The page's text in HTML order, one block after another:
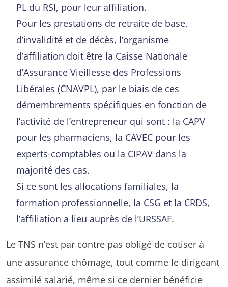
PL du RSI, pour leur affiliation.
Pour les prestations de retraite de base,
d’invalidité et de décès, l’organisme
d’affiliation doit être la Caisse Nationale
d’Assurance Vieillesse des Professions
Libérales (CNAVPL), par le biais de ces
démembrements spécifiques en fonction de
l’activité de l’entrepreneur qui sont : la CAPV
pour les pharmaciens, la CAVEC pour les
experts-comptables ou la CIPAV dans la
majorité des cas.
Si ce sont les allocations familiales, la
formation professionnelle, la CSG et la CRDS,
l’affiliation a lieu auprès de l’URSSAF.
Le TNS n’est par contre pas obligé de cotiser à
une assurance chômage, tout comme le dirigeant
assimilé salarié, même si ce dernier bénéficie